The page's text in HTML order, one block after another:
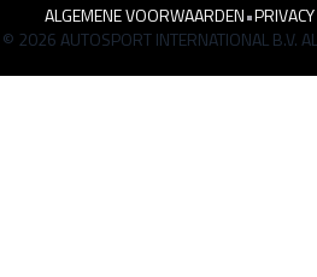
ALGEMENE VOORWAARDEN•
© 2026 AUTOSPORT INTERNATIONAL B.V.